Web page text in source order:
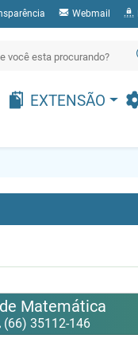
Webmail
EXTENSÃO
Matemática
(66) 35112-146